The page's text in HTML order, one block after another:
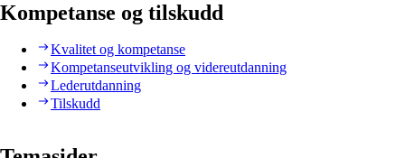
Kompetanse og tilskudd
Kvalitet og kompetanse
Kompetanseutvikling og videreutdanning
Lederutdanning
Tilskudd